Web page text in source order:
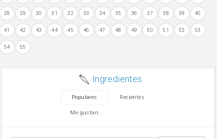
28 29 30 31 32 33 34 35 36 37 38 39 40
41 42 43 44 45 46 47 48 49 50 51 52 53
54 55
Ingredientes
Populares Recientes
Me gustan